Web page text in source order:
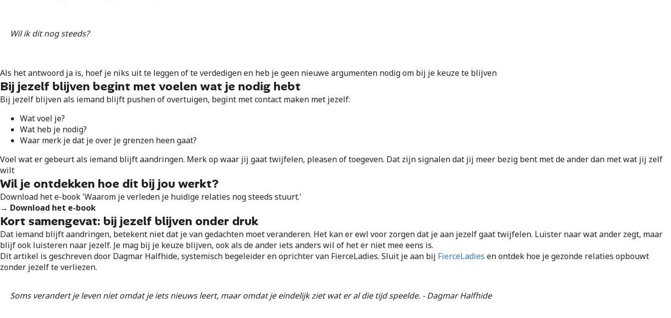
Wil ik dit nog steeds?
Als het antwoord ja is, hoef je niks uit te leggen of te verdedigen en heb je geen nieuwe argumenten nodig om bij je keuze te blijven
Bij jezelf blijven begint met voelen wat je nodig hebt
Bij jezelf blijven als iemand blijft pushen of overtuigen, begint met contact maken met jezelf:
Wat voel je?
Wat heb je nodig?
Waar merk je dat je over je grenzen heen gaat?
Voel wat er gebeurt als iemand blijft aandringen. Merk op waar jij gaat twijfelen, pleasen of toegeven. Dat zijn signalen dat jij meer bezig bent met de ander dan met wat jij zelf
wilt
Wil je ontdekken hoe dit bij jou werkt?
Download het e-book 'Waarom je verleden je huidige relaties nog steeds stuurt.'
→ Download het e-book
Kort samengevat: bij jezelf blijven onder druk
Dat iemand blijft aandringen, betekent niet dat je van gedachten moet veranderen. Het kan er ewl voor zorgen dat je aan jezelf gaat twijfelen. Luister naar wat ander zegt, maar
blijf ook luisteren naar jezelf. Je mag bij je keuze blijven, ook als de ander iets anders wil of het er niet mee eens is.
Dit artikel is geschreven door Dagmar Halfhide, systemisch begeleider en oprichter van FierceLadies. Sluit je aan bij FierceLadies en ontdek hoe je gezonde relaties opbouwt
zonder jezelf te verliezen.
Soms verandert je leven niet omdat je iets nieuws leert, maar omdat je eindelijk ziet wat er al die tijd speelde. - Dagmar Halfhide